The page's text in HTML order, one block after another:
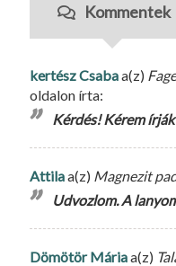
Kommentek
kertész Csabaa(z)
oldalon írta:
Kérdés! Kérem
Attilaa(z) Magnezit
Udvozlom. A
Dömötör Máriaa(z)